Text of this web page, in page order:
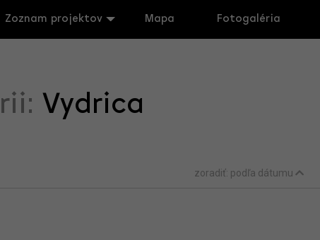
Zoznam projektov Mapa Fotogaléria
Vydrica
zoradiť: podľa dátumu